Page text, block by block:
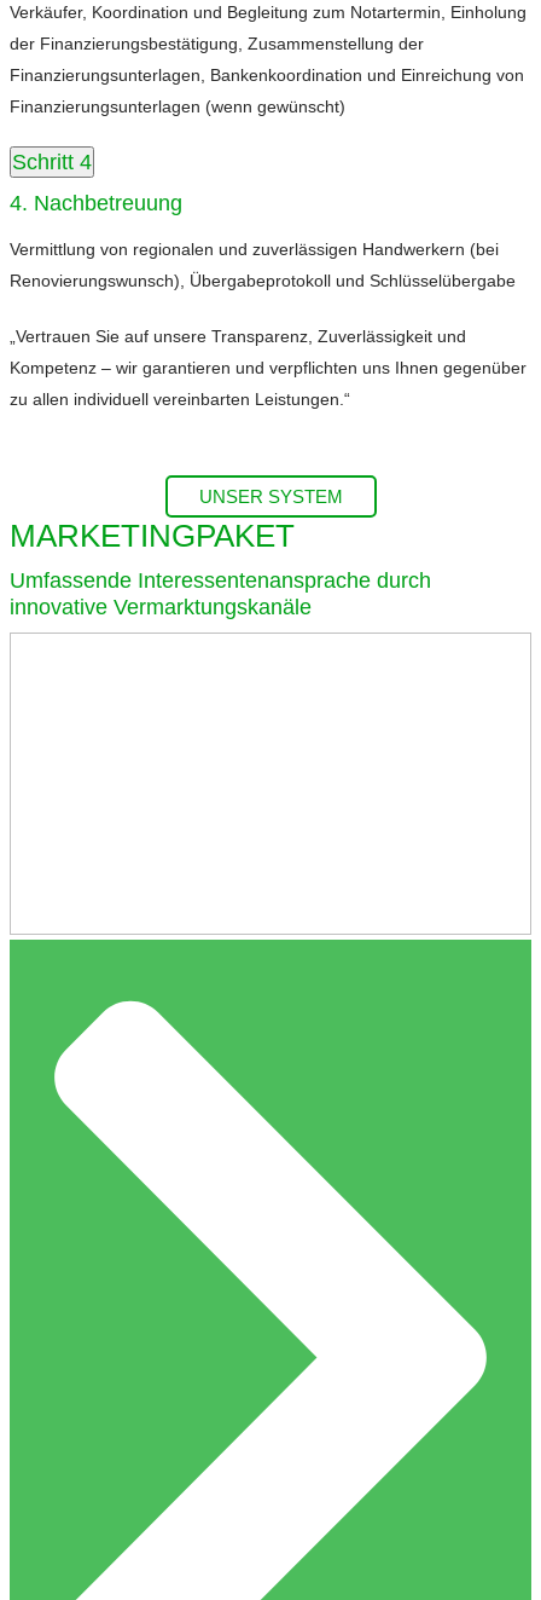
Verkäufer, Koordination und Begleitung zum Notartermin, Einholung
der Finanzierungsbestätigung, Zusammenstellung der
Finanzierungsunterlagen, Bankenkoordination und Einreichung von
Finanzierungsunterlagen (wenn gewünscht)
Schritt 4
4. Nachbetreuung
Vermittlung von regionalen und zuverlässigen Handwerkern (bei
Renovierungswunsch), Übergabeprotokoll und Schlüsselübergabe
„Vertrauen Sie auf unsere Transparenz, Zuverlässigkeit und
Kompetenz – wir garantieren und verpflichten uns Ihnen gegenüber
zu allen individuell vereinbarten Leistungen.“
UNSER SYSTEM
MARKETINGPAKET
Umfassende Interessentenansprache durch
innovative Vermarktungskanäle